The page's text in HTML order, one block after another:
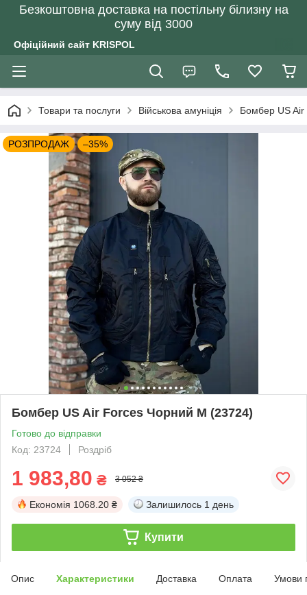
Безкоштовна доставка на постільну білизну на
суму від 3000
Офіційний сайт KRISPOL
Товари та послуги Військова амуніція Бомбер US
РОЗПРОДАЖ –35%
Бомбер US Air Forces Чорний M (23724)
Готово до відправки
Код: 23724
Роздріб
1 983,80 ₴ 3 052 ₴
Економія 1068.20 ₴ Залишилось 1 день
Купити
Опис Характеристики Доставка Оплата Умови